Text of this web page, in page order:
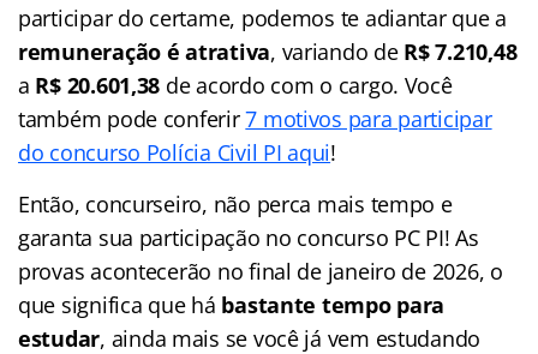
participar do certame, podemos te adiantar que a
remuneração é atrativa, variando de R$ 7.210,48
a R$ 20.601,38 de acordo com o cargo. Você
também pode conferir7 motivos para participar
do concurso Polícia Civil PI aqui!
Então, concurseiro, não perca mais tempo e
garanta sua participação no concurso PC PI! As
provas acontecerão no final de janeiro de 2026, o
que significa que há bastante tempo para
estudar, ainda mais se você já vem estudando